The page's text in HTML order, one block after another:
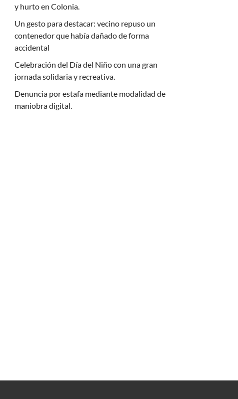
y hurto en Colonia.
Un gesto para destacar: vecino repuso un
contenedor que había dañado de forma
accidental
Celebración del Día del Niño con una gran
jornada solidaria y recreativa.
Denuncia por estafa mediante modalidad de
maniobra digital.